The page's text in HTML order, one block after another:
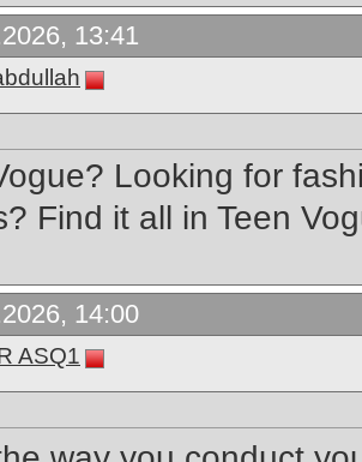
13:41
Looking for
Find it all in Teen
14:00
ASQ1